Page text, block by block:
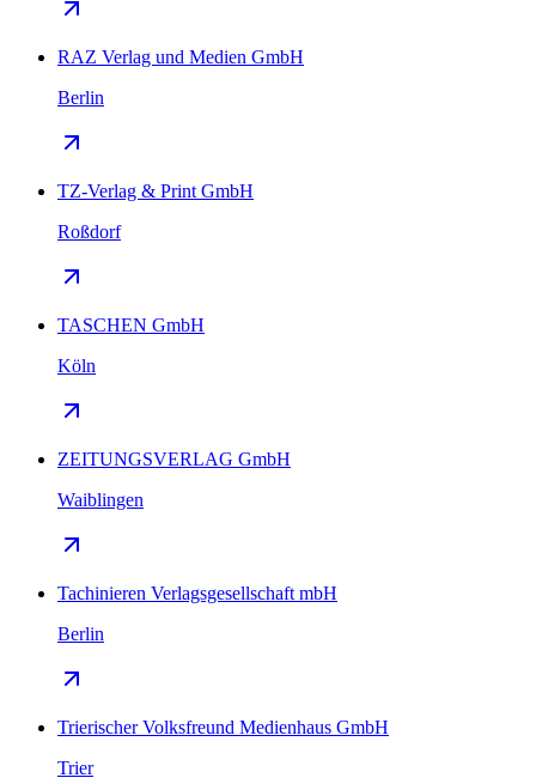
RAZ Verlag und Medien GmbH
Berlin
TZ-Verlag & Print GmbH
Roßdorf
TASCHEN GmbH
Köln
ZEITUNGSVERLAG GmbH
Waiblingen
Tachinieren Verlagsgesellschaft mbH
Berlin
Trierischer Volksfreund Medienhaus GmbH
Trier